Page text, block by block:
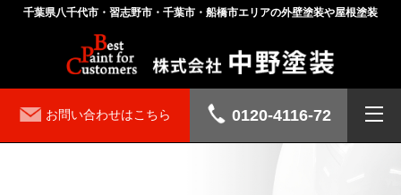
千葉県八千代市・習志野市・千葉市・船橋市エリアの外壁塗装や屋根塗装
お問い合わせはこちら 0120-4116-72